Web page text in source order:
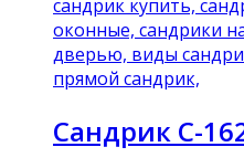
Сандрик С-